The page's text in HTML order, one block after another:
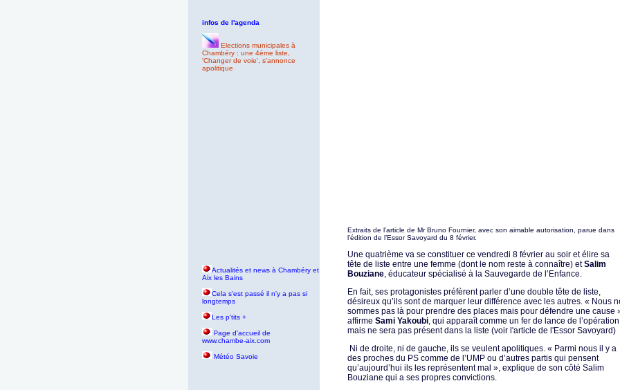
infos de l'agenda
Elections municipales à
Chambéry : une 4ème liste,
'Changer de voie', s'annonce
apolitique
Actualités et news à Chambéry et
Aix les Bains
Cela s'est passé il n'y a pas si
longtemps
Les p'tits +
Page d'accueil de
www.chambe-aix.com
Météo Savoie
Extraits de l’article de Mr Bruno Fournier, avec son aimable autorisation, parue dans
l’édition de l’Essor Savoyard du 8 février.
Une quatrième va se constituer ce vendredi 8 février au soir et élire sa
tête de liste entre une femme (dont le nom reste à connaître) etSalim
Bouziane, éducateur spécialisé à la Sauvegarde de l’Enfance.
En fait, ses protagonistes préfèrent parler d’une double tête de liste,
désireux qu’ils sont de marquer leur différence avec les autres. « Nous
sommes pas là pour prendre des places mais pour défendre une cause
affirme Sami Yakoubi, qui apparaît comme un fer de lance de
mais ne sera pas présent dans la liste (voir l'article de l'Essor Savoyard)
Ni de droite, ni de gauche, ils se veulent apolitiques. « Parmi nous il y a
des proches du PS comme de l’UMP ou d’autres partis qui pensent
qu’aujourd’hui ils les représentent mal », explique de son côté Salim
Bouziane qui a ses propres convictions.